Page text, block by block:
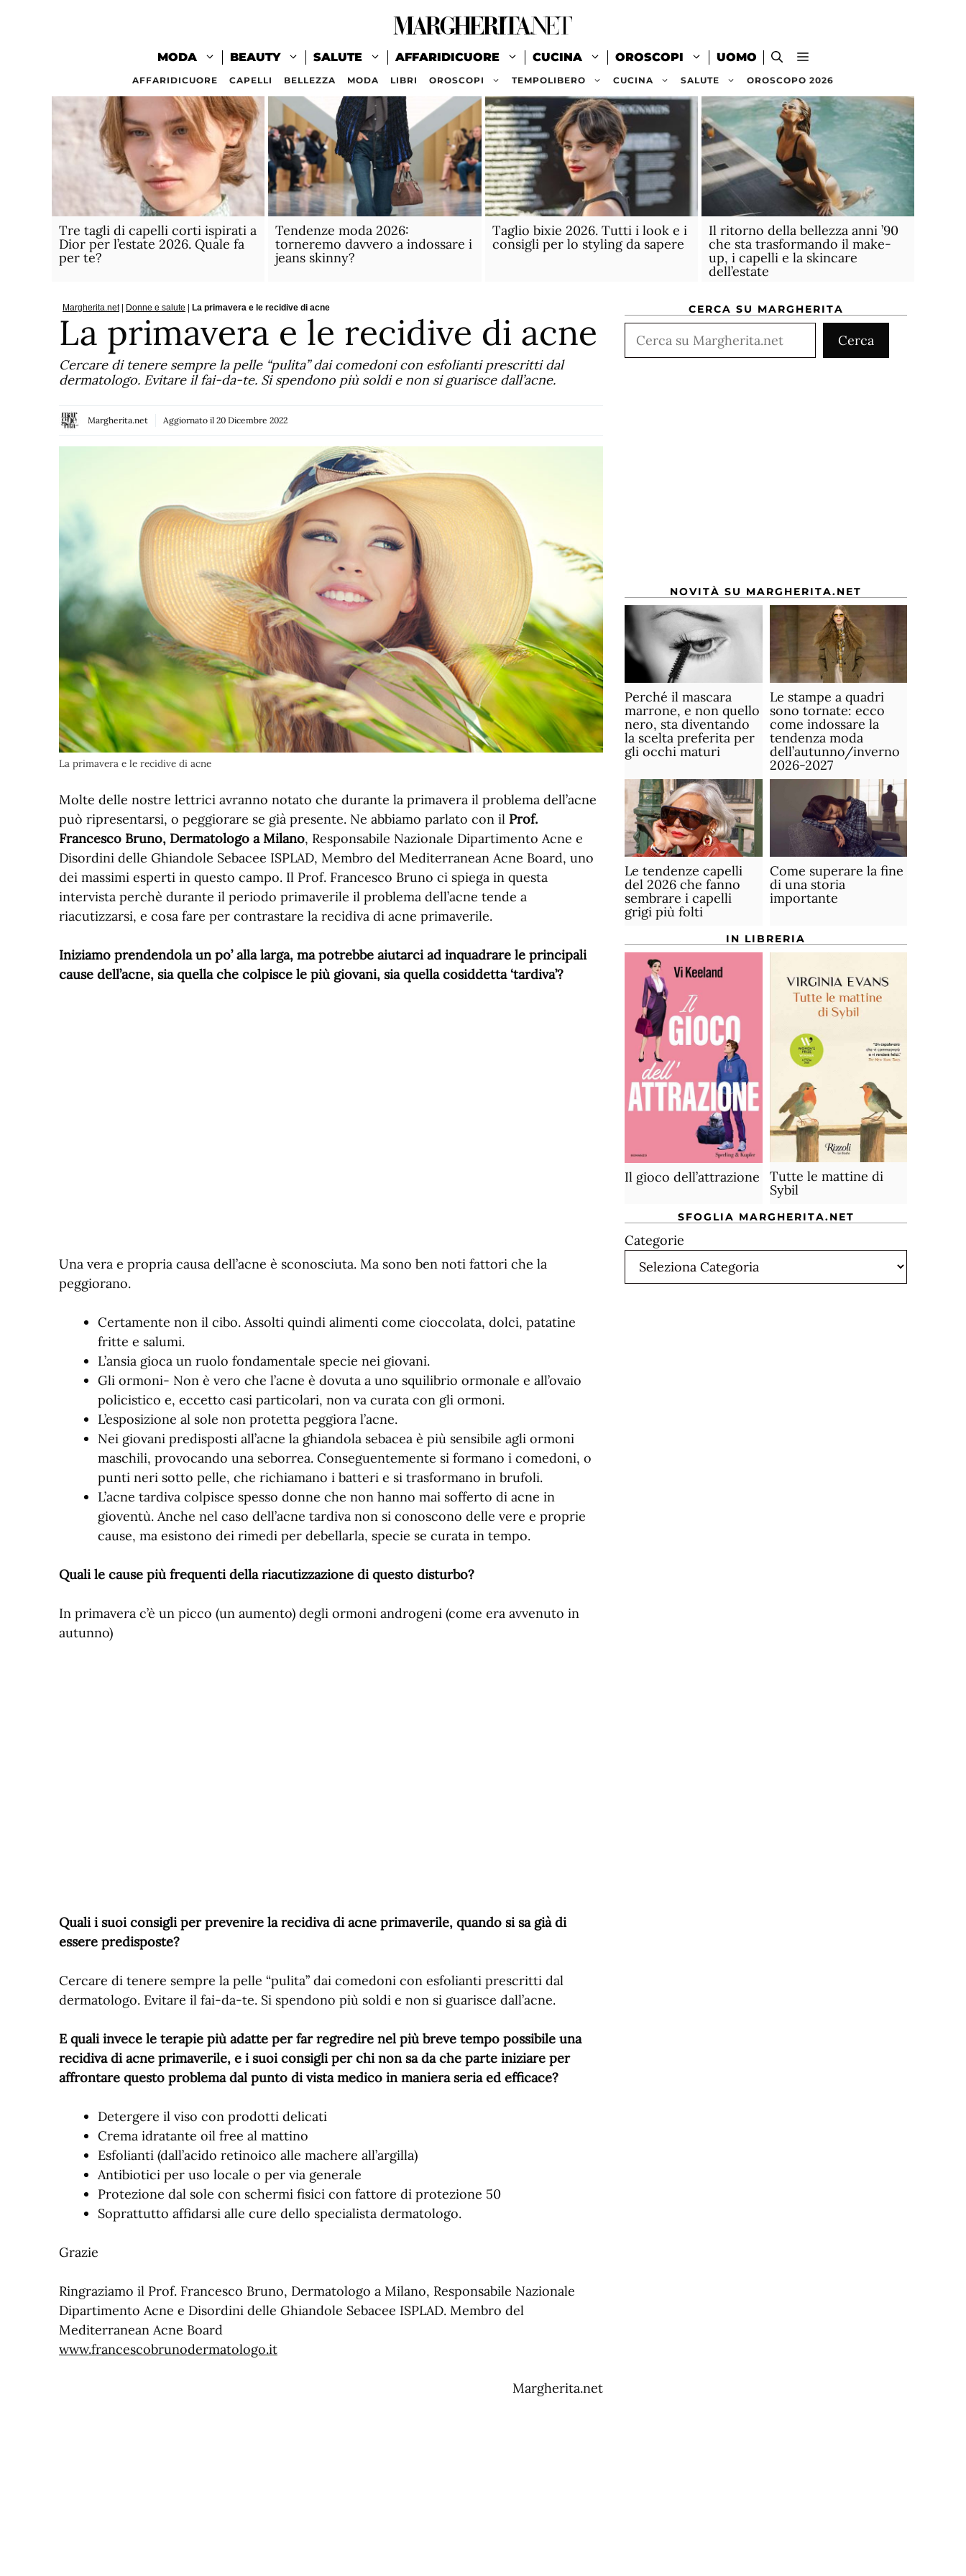
MODA BEAUTY SALUTE AFFARIDICUORE CUCINA OROSCOPI UOMO
AFFARIDICUORE CAPELLI BELLEZZA MODA LIBRI OROSCOPI TEMPOLIBERO CUCINA SALUTE OROSCOPO 2026
Tre tagli di capelli corti ispirati a
Dior per l’estate 2026. Quale fa
per te?
Tendenze moda 2026:
torneremo davvero a indossare i
jeans skinny?
Taglio bixie 2026. Tutti i look e i
consigli per lo styling da sapere
Il ritorno della bellezza anni ’90
che sta trasformando il make-
up, i capelli e la skincare
dell’estate
Margherita.net| Donne e salute | La primavera e le recidive di acne
La primavera e le recidive di acne
Cercare di tenere sempre la pelle “pulita” dai comedoni con esfolianti prescritti dal
dermatologo. Evitare il fai-da-te. Si spendono più soldi e non si guarisce dall’acne.
Margherita.net Aggiornato il 20 Dicembre 2022
La primavera e le recidive di acne
Molte delle nostre lettrici avranno notato che durante la primavera il problema dell’acne
può ripresentarsi, o peggiorare se già presente. Ne abbiamo parlato con il Prof.
Francesco Bruno, Dermatologo a Milano, Responsabile Nazionale Dipartimento Acne e
Disordini delle Ghiandole Sebacee ISPLAD, Membro del Mediterranean Acne Board, uno
dei massimi esperti in questo campo. Il Prof. Francesco Bruno ci spiega in questa
intervista perchè durante il periodo primaverile il problema dell’acne tende a
riacutizzarsi, e cosa fare per contrastare la recidiva di acne primaverile.
Iniziamo prendendola un po’ alla larga, ma potrebbe aiutarci ad inquadrare le principali
cause dell’acne, sia quella che colpisce le più giovani, sia quella cosiddetta ‘tardiva’?
Una vera e propria causa dell’acne è sconosciuta. Ma sono ben noti fattori che la
peggiorano.
Certamente non il cibo. Assolti quindi alimenti come cioccolata, dolci, patatine
fritte e salumi.
L’ansia gioca un ruolo fondamentale specie nei giovani.
Gli ormoni- Non è vero che l’acne è dovuta a uno squilibrio ormonale e all’ovaio
policistico e, eccetto casi particolari, non va curata con gli ormoni.
L’esposizione al sole non protetta peggiora l’acne.
Nei giovani predisposti all’acne la ghiandola sebacea è più sensibile agli ormoni
maschili, provocando una seborrea. Conseguentemente si formano i comedoni, o
punti neri sotto pelle, che richiamano i batteri e si trasformano in brufoli.
L’acne tardiva colpisce spesso donne che non hanno mai sofferto di acne in
gioventù. Anche nel caso dell’acne tardiva non si conoscono delle vere e proprie
cause, ma esistono dei rimedi per debellarla, specie se curata in tempo.
Quali le cause più frequenti della riacutizzazione di questo disturbo?
In primavera c’è un picco (un aumento) degli ormoni androgeni (come era avvenuto in
autunno)
Quali i suoi consigli per prevenire la recidiva di acne primaverile, quando si sa già di
essere predisposte?
Cercare di tenere sempre la pelle “pulita” dai comedoni con esfolianti prescritti dal
dermatologo. Evitare il fai-da-te. Si spendono più soldi e non si guarisce dall’acne.
E quali invece le terapie più adatte per far regredire nel più breve tempo possibile una
recidiva di acne primaverile, e i suoi consigli per chi non sa da che parte iniziare per
affrontare questo problema dal punto di vista medico in maniera seria ed efficace?
Detergere il viso con prodotti delicati
Crema idratante oil free al mattino
Esfolianti (dall’acido retinoico alle machere all’argilla)
Antibiotici per uso locale o per via generale
Protezione dal sole con schermi fisici con fattore di protezione 50
Soprattutto affidarsi alle cure dello specialista dermatologo.
Grazie
Ringraziamo il Prof. Francesco Bruno, Dermatologo a Milano, Responsabile Nazionale
Dipartimento Acne e Disordini delle Ghiandole Sebacee ISPLAD. Membro del
Mediterranean Acne Board
www.francescobrunodermatologo.it
Margherita.net
CERCA SU MARGHERITA
Cerca
Cerca
NOVITÀ SU MARGHERITA.NET
Perché il mascara
marrone, e non quello
nero, sta diventando
la scelta preferita per
gli occhi maturi
Le stampe a quadri
sono tornate: ecco
come indossare la
tendenza moda
dell’autunno/inverno
2026-2027
Le tendenze capelli
del 2026 che fanno
sembrare i capelli
grigi più folti
Come superare la fine
di una storia
importante
IN LIBRERIA
Il gioco dell’attrazione
Tutte le mattine di
Sybil
SFOGLIA MARGHERITA.NET
Categorie